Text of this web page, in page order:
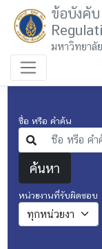
ข้อบังคับ
มหาวิทยาลั
ชื่อ หรือ คำค้น
ค้นหา
หน่วยงานที่รับผิดชอบ